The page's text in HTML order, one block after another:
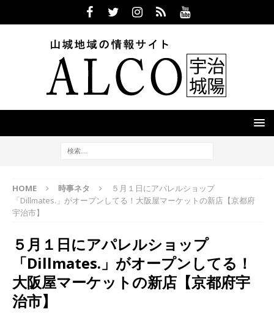
HOME 時事ネタ
５月１日にアパレルショップ
「Dillmates.」がオープンしてる！大阪屋マーケットの新店【京都府
宇治市】
５月１日にアパレルショップ
「Dillmates.」がオープンしてる！
大阪屋マーケットの新店【京都府宇
治市】